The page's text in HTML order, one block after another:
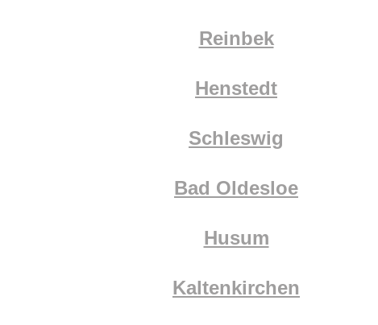
Reinbek
Henstedt
Schleswig
Bad Oldesloe
Husum
Kaltenkirchen